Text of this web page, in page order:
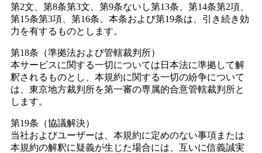
第2文、第8条第3文、第9条ないし第13条、第14条第2項、
第15条第3項、第16条、本条および第19条は、引き続き効
力を有するものとします。
第18条（準拠法および管轄裁判所）
本サービスに関する一切については日本法に準拠して解
釈されるものとし、本規約に関する一切の紛争について
は、東京地方裁判所を第一審の専属的合意管轄裁判所と
します。
第19条（協議解決）
当社およびユーザーは、本規約に定めのない事項または
本規約の解釈に疑義が生じた場合には、互いに信義誠実